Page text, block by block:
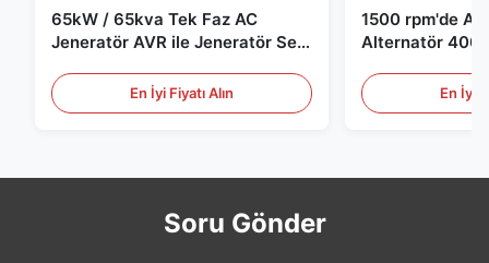
65kW / 65kva Tek Faz AC
Jeneratör AVR ile Jeneratör Set
En İyi Fiyatı Alın
1500 rpm'de
Alternatör 400
En İyi
Soru Gönder